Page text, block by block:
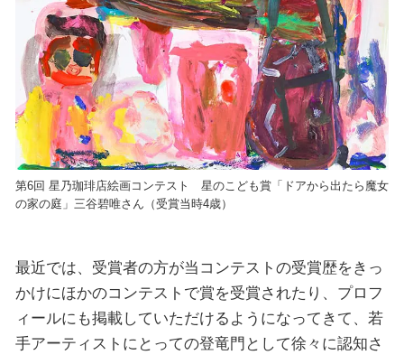
第6回 星乃珈琲店絵画コンテスト 星のこども賞「ドアから出たら魔女
の家の庭」三谷碧唯さん（受賞当時4歳）
最近では、受賞者の方が当コンテストの受賞歴をきっ
かけにほかのコンテストで賞を受賞されたり、プロフ
ィールにも掲載していただけるようになってきて、若
手アーティストにとっての登竜門として徐々に認知さ